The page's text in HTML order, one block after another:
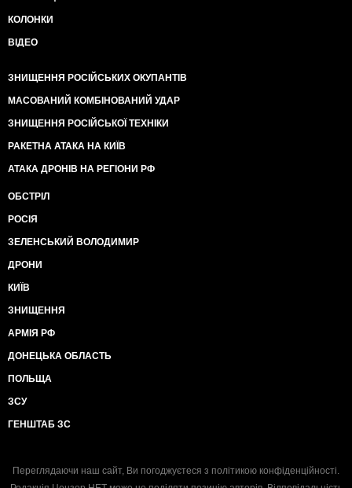
КОЛОНКИ
ВІДЕО
ЗНИЩЕННЯ РОСІЙСЬКИХ ОКУПАНТІВ
МАСОВАНИЙ КОМБІНОВАНИЙ УДАР
ЗНИЩЕННЯ РОСІЙСЬКОЇ ТЕХНІКИ
РАКЕТНА АТАКА НА КИЇВ
АТАКА ДРОНІВ НА РЕГІОНИ РФ
ОБСТРІЛ
РОСІЯ
ЗЕЛЕНСЬКИЙ ВОЛОДИМИР
ДРОНИ
КИЇВ
ЗНИЩЕННЯ
АРМІЯ РФ
ДОНЕЦЬКА ОБЛАСТЬ
ПОЛЬЩА
ЗСУ
ГЕНШТАБ ЗС
Переглядаючи наш сайт, Ви погоджуєтеся з політикою конфіденційності.